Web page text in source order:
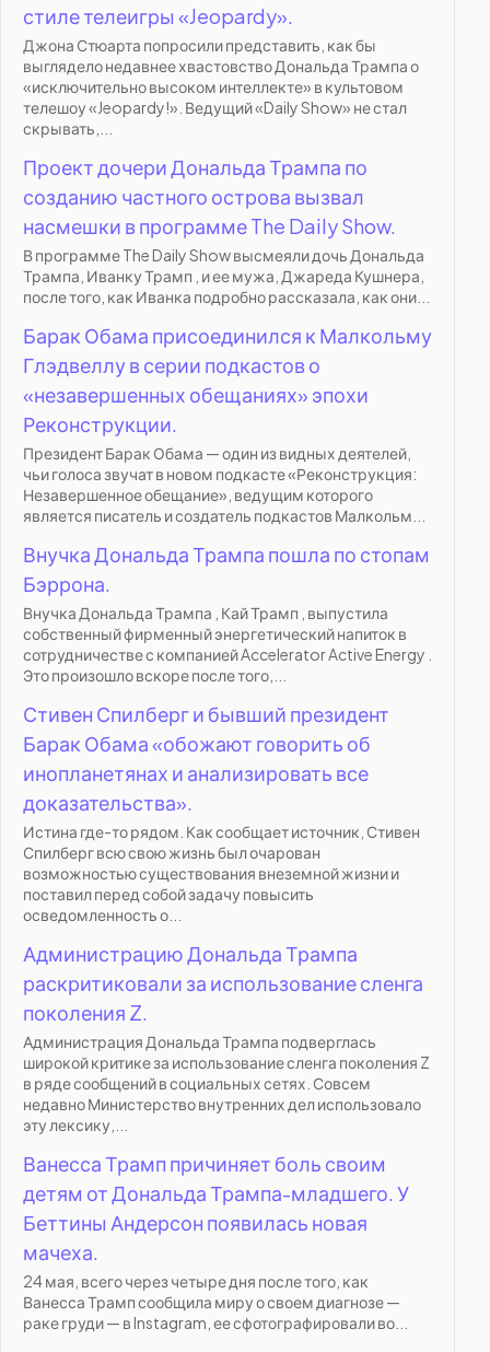
стиле телеигры «Jeopardy».
Джона Стюарта попросили представить, как бы
выглядело недавнее хвастовство Дональда Трампа о
«исключительно высоком интеллекте» в культовом
телешоу «Jeopardy!». Ведущий «Daily Show» не стал
скрывать,...
Проект дочери Дональда Трампа по
созданию частного острова вызвал
насмешки в программе The Daily Show.
В программе The Daily Show высмеяли дочь Дональда
Трампа, Иванку Трамп , и ее мужа, Джареда Кушнера,
после того, как Иванка подробно рассказала, как они...
Барак Обама присоединился к Малкольму
Глэдвеллу в серии подкастов о
«незавершенных обещаниях» эпохи
Реконструкции.
Президент Барак Обама — один из видных деятелей,
чьи голоса звучат в новом подкасте «Реконструкция:
Незавершенное обещание», ведущим которого
является писатель и создатель подкастов Малкольм...
Внучка Дональда Трампа пошла по стопам
Бэррона.
Внучка Дональда Трампа , Кай Трамп , выпустила
собственный фирменный энергетический напиток в
сотрудничестве с компанией Accelerator Active Energy .
Это произошло вскоре после того,...
Стивен Спилберг и бывший президент
Барак Обама «обожают говорить об
инопланетянах и анализировать все
доказательства».
Истина где-то рядом. Как сообщает источник, Стивен
Спилберг всю свою жизнь был очарован
возможностью существования внеземной жизни и
поставил перед собой задачу повысить
осведомленность о...
Администрацию Дональда Трампа
раскритиковали за использование сленга
поколения Z.
Администрация Дональда Трампа подверглась
широкой критике за использование сленга поколения Z
в ряде сообщений в социальных сетях. Совсем
недавно Министерство внутренних дел использовало
эту лексику,...
Ванесса Трамп причиняет боль своим
детям от Дональда Трампа-младшего. У
Беттины Андерсон появилась новая
мачеха.
24 мая, всего через четыре дня после того, как
Ванесса Трамп сообщила миру о своем диагнозе —
раке груди — в Instagram, ее сфотографировали во...